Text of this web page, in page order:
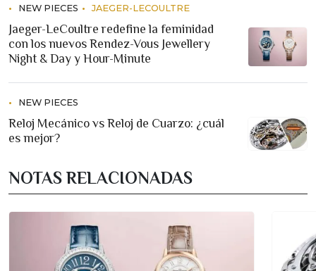
NEW PIECES JAEGER-LECOULTRE
Jaeger-LeCoultre redefine la feminidad
con los nuevos Rendez-Vous Jewellery
Night & Day y Hour-Minute
NEW PIECES
Reloj Mecánico vs Reloj de Cuarzo: ¿cuál
es mejor?
NOTAS RELACIONADAS